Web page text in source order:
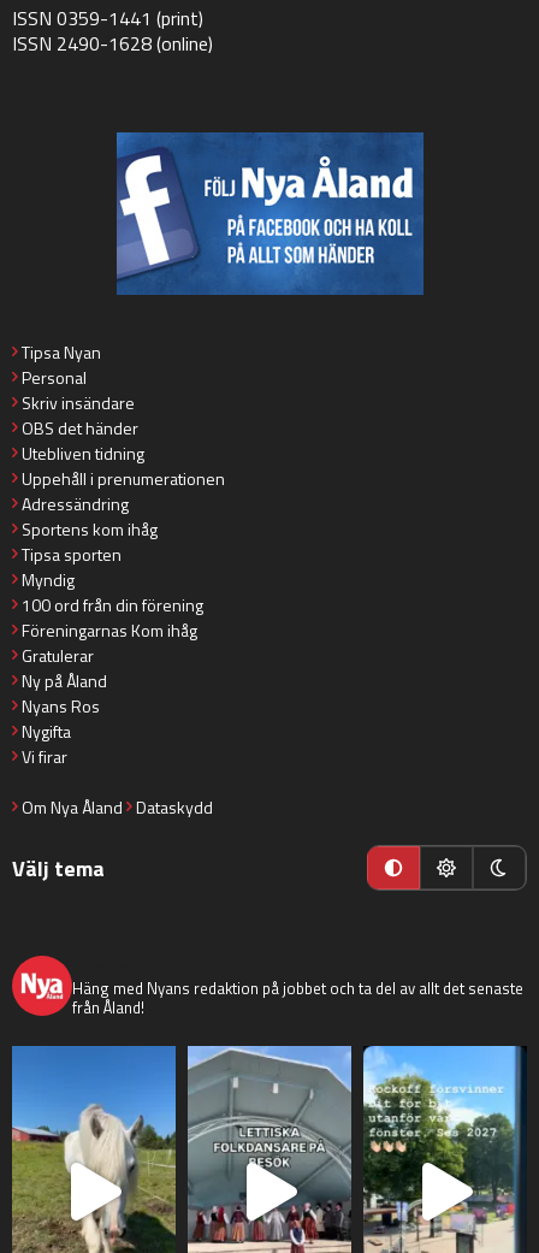
ISSN 0359-1441 (print)
ISSN 2490-1628 (online)
Tipsa Nyan
Personal
Skriv insändare
OBS det händer
Utebliven tidning
Uppehåll i prenumerationen
Adressändring
Sportens kom ihåg
Tipsa sporten
Myndig
100 ord från din förening
Föreningarnas Kom ihåg
Gratulerar
Ny på Åland
Nyans Ros
Nygifta
Vi firar
Om Nya Åland Dataskydd
Välj tema
Häng med Nyans redaktion på jobbet och ta del av allt det senaste
från Åland!